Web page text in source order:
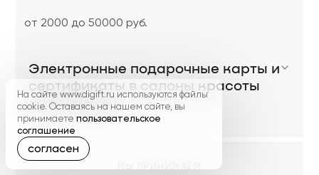
от 2000 до 50000 руб.
Электронные подарочные карты и
сертификаты в салоны красоты
для женщин
На сайте www.digift.ru используются файлы
cookie. Оставаясь на нашем сайте, вы
принимаете пользовательское
соглашение
согласен